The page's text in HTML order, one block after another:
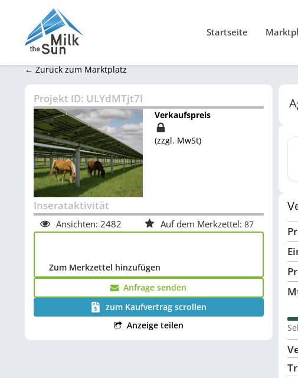
Startseite
← Zurück zum Marktplatz
Projekt ID: ULYdMTjt7l
Verkaufspreis
(zzgl. MwSt)
Inserataktivität
Ansichten: 2482 Auf dem Merkzettel: 87
Zum Merkzettel hinzufügen
Anfrage senden
zum Kaufvertrag scrollen
Anzeige teilen